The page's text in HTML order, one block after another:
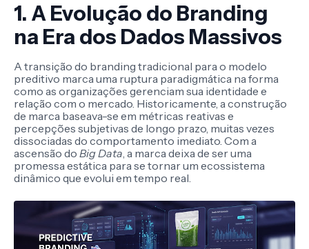
1. A Evolução do Branding
na Era dos Dados Massivos
A transição do branding tradicional para o modelo
preditivo marca uma ruptura paradigmática na forma
como as organizações gerenciam sua identidade e
relação com o mercado. Historicamente, a construção
de marca baseava-se em métricas reativas e
percepções subjetivas de longo prazo, muitas vezes
dissociadas do comportamento imediato. Com a
ascensão do Big Data, a marca deixa de ser uma
promessa estática para se tornar um ecossistema
dinâmico que evolui em tempo real.